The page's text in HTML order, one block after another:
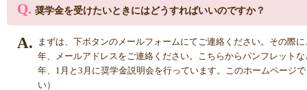
Q. 奨学金を受けたいときにはどうすればいいのですか？
A.
まずは、下ボタンのメールフォームにてご連絡ください。その際
年、メールアドレスをご連絡ください。こちらからパンフレット
年、1月と3月に奨学金説明会を行っています。このホームページ
い）